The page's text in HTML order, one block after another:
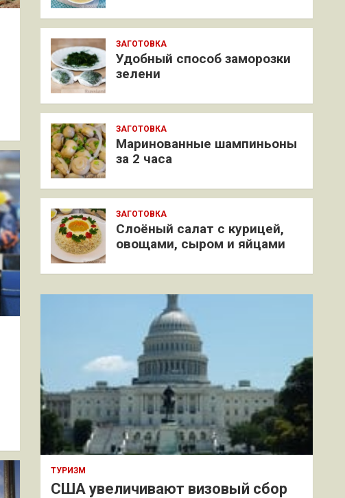
ЗАГОТОВКА
Удобный способ заморозки
зелени
ЗАГОТОВКА
Маринованные шампиньоны
за 2 часа
ЗАГОТОВКА
Слоёный салат с курицей,
овощами, сыром и яйцами
ТУРИЗМ
США увеличивают визовый сбор